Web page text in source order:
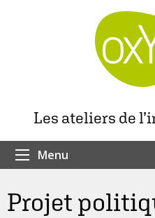
Les ateliers de
Menu
Projet